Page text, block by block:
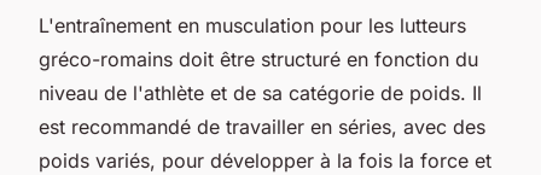
L'entraînement en musculation pour les lutteurs
gréco-romains doit être structuré en fonction du
niveau de l'athlète et de sa catégorie de poids. Il
est recommandé de travailler en séries, avec des
poids variés, pour développer à la fois la force et